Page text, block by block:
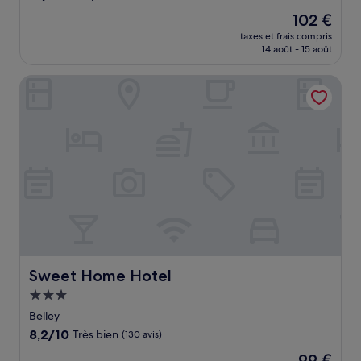
Le
nouveau
prix
de
102 €
102 €
taxes et frais compris
14 août - 15 août
Sweet Home Hotel
Sweet Home Hotel
Hébergement
3.0 étoiles
Belley
8.2
8,2/10 Très bien (130 avis)
Le